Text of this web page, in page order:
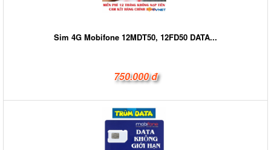
Sim 4G Mobifone 12MDT50, 12FD50 DATA...
750.000 đ